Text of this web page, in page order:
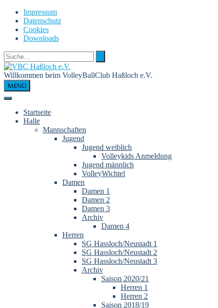
Skip
content
Impressum
Datenschutz
Cookies
Downloads
Willkommen beim VolleyBallClub Haßloch e.V.
MENÜ
Startseite
Halle
Mannschaften
Jugend
Jugend weiblich
Volleykids Anmeldung
Jugend männlich
VolleyWichtel
Damen
Damen 1
Damen 2
Damen 3
Archiv
Damen 4
Herren
SG Hassloch/Neustadt 1
SG Hassloch/Neustadt 2
SG Hassloch/Neustadt 3
Archiv
Saison 2020/21
Herren 1
Herren 2
Saison 2018/19